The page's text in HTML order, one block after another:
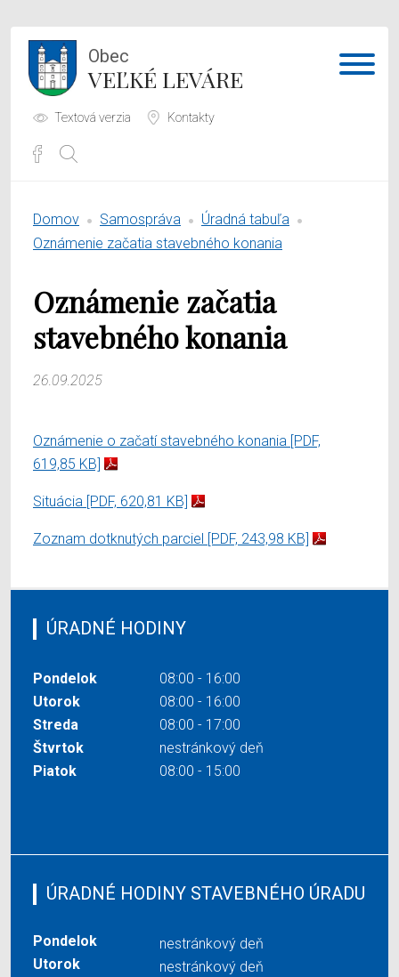
Obec
VEĽKÉ LEVÁRE
Textová verzia Kontakty
Samospráva
Domov Samospráva
Úradná tabuľa
Oznámenie začatia stavebného konania
Oznámenie začatia
stavebného konania
26.09.2025
Oznámenie o začatí stavebného konania [PDF,
619,85 KB]
Situácia [PDF, 620,81 KB]
Zoznam dotknutých parciel [PDF, 243,98 KB]
ÚRADNÉ HODINY
Pondelok
08:00 - 16:00
Utorok
08:00 - 16:00
Streda
08:00 - 17:00
Štvrtok
nestránkový deň
Piatok
08:00 - 15:00
ÚRADNÉ HODINY STAVEBNÉHO ÚRADU
Pondelok
nestránkový deň
Utorok
nestránkový deň